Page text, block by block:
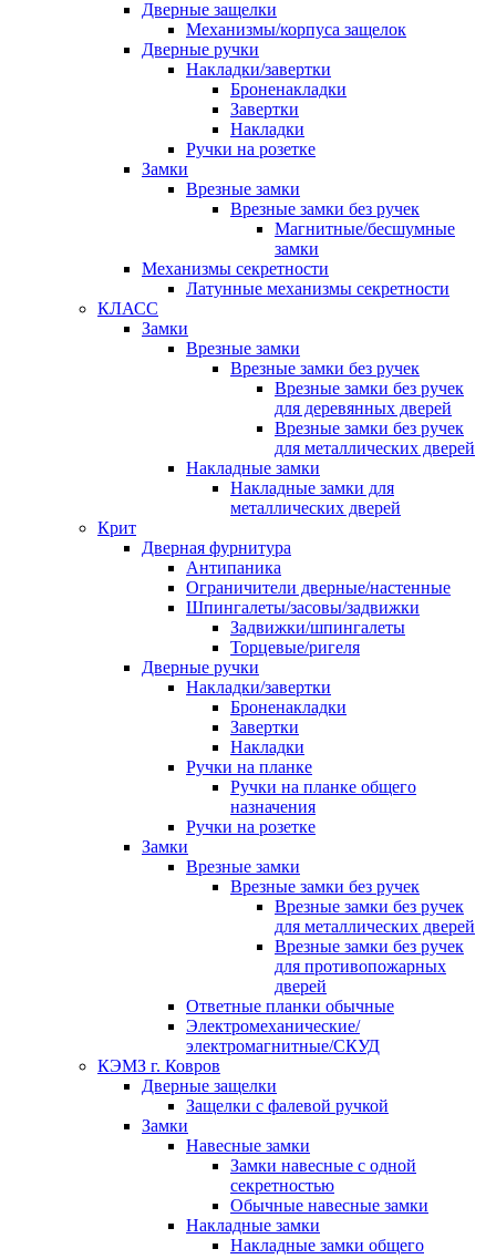
Дверные защелки
Механизмы/корпуса защелок
Дверные ручки
Накладки/завертки
Броненакладки
Завертки
Накладки
Ручки на розетке
Замки
Врезные замки
Врезные замки без ручек
Магнитные/бесшумные
замки
Механизмы секретности
Латунные механизмы секретности
КЛАСС
Замки
Врезные замки
Врезные замки без ручек
Врезные замки без ручек
для деревянных дверей
Врезные замки без ручек
для металлических дверей
Накладные замки
Накладные замки для
металлических дверей
Крит
Дверная фурнитура
Антипаника
Ограничители дверные/настенные
Шпингалеты/засовы/задвижки
Задвижки/шпингалеты
Торцевые/ригеля
Дверные ручки
Накладки/завертки
Броненакладки
Завертки
Накладки
Ручки на планке
Ручки на планке общего
назначения
Ручки на розетке
Замки
Врезные замки
Врезные замки без ручек
Врезные замки без ручек
для металлических дверей
Врезные замки без ручек
для противопожарных
дверей
Ответные планки обычные
Электромеханические/
электромагнитные/СКУД
КЭМЗ г. Ковров
Дверные защелки
Защелки с фалевой ручкой
Замки
Навесные замки
Замки навесные с одной
секретностью
Обычные навесные замки
Накладные замки
Накладные замки общего